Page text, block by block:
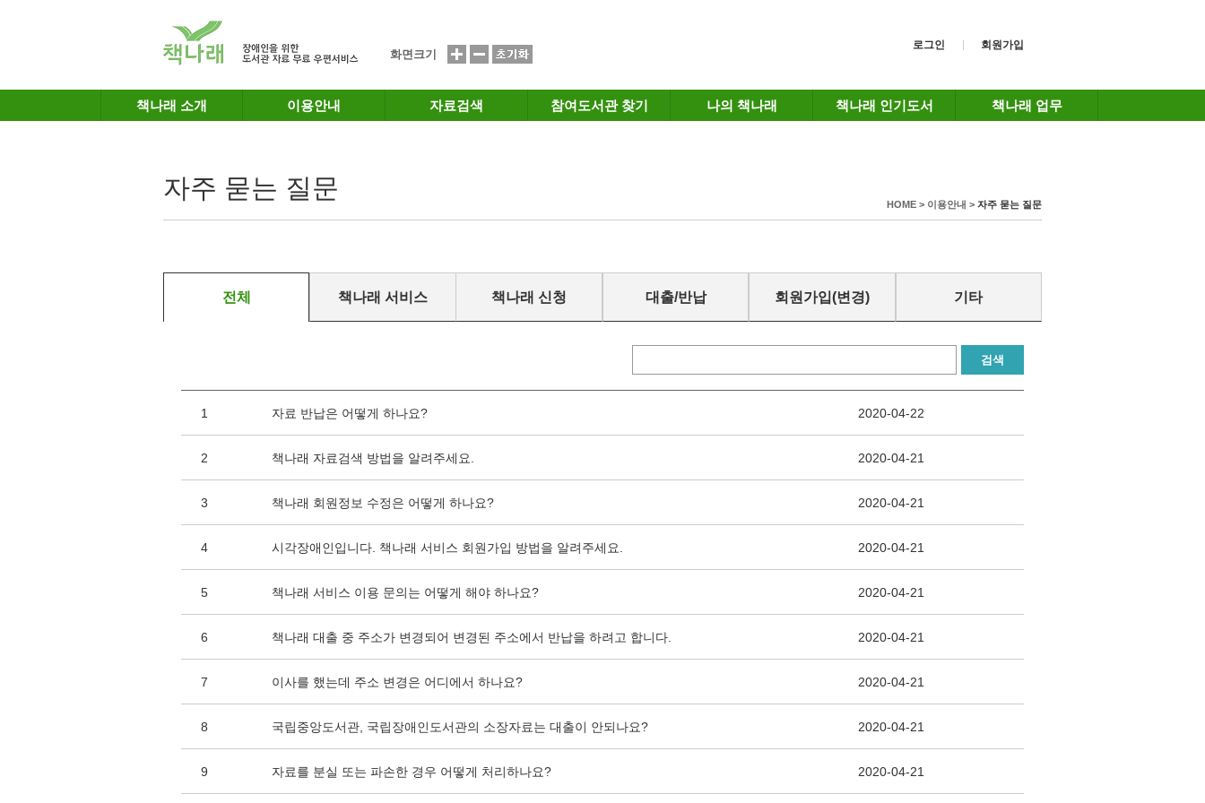
화면크기
로그인 회원가입
책나래 소개 이용안내 자료검색 참여도서관 찾기 나의 책나래 책나래 인기도서 책나래 업무
자주 묻는 질문
HOME > 이용안내 > 자주 묻는 질문
전체 책나래 서비스 책나래 신청 대출/반납 회원가입(변경) 기타
검색
1 자료 반납은 어떻게 하나요? 2020-04-22
2 책나래 자료검색 방법을 알려주세요. 2020-04-21
3 책나래 회원정보 수정은 어떻게 하나요? 2020-04-21
4 시각장애인입니다. 책나래 서비스 회원가입 방법을 알려주세요. 2020-04-21
5 책나래 서비스 이용 문의는 어떻게 해야 하나요? 2020-04-21
6 책나래 대출 중 주소가 변경되어 변경된 주소에서 반납을 하려고 합니다. 2020-04-21
7 이사를 했는데 주소 변경은 어디에서 하나요? 2020-04-21
8 국립중앙도서관, 국립장애인도서관의 소장자료는 대출이 안되나요? 2020-04-21
9 자료를 분실 또는 파손한 경우 어떻게 처리하나요? 2020-04-21